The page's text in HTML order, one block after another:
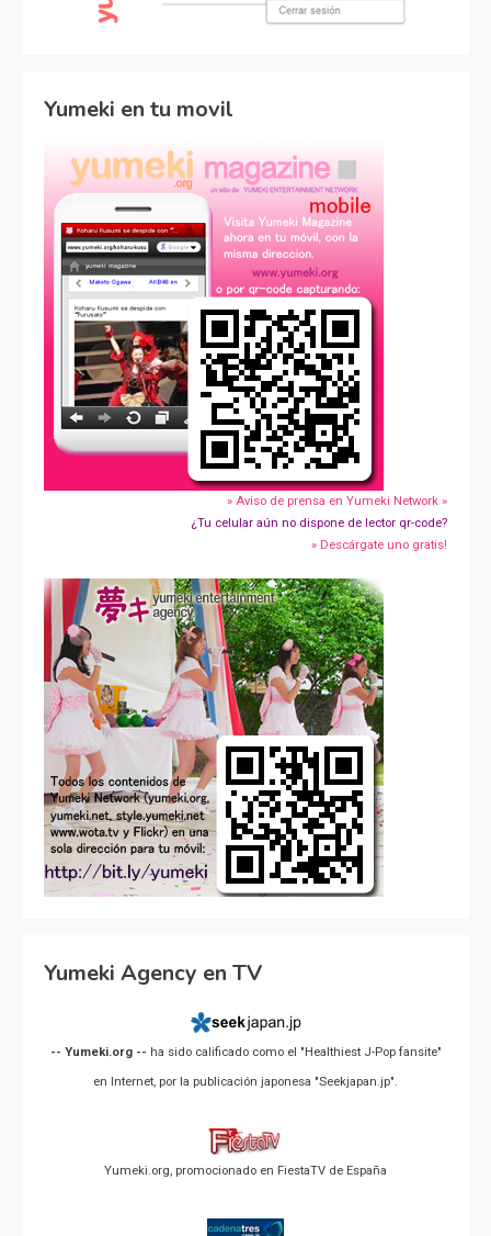
Yumeki en tu movil
» Aviso de prensa en Yumeki Network »
¿Tu celular aún no dispone de lector qr-code?
» Descárgate uno gratis!
Yumeki Agency en TV
-- Yumeki.org -- ha sido calificado como el "Healthiest J-Pop fansite"
en Internet, por la publicación japonesa "Seekjapan.jp".
Yumeki.org, promocionado en FiestaTV de España